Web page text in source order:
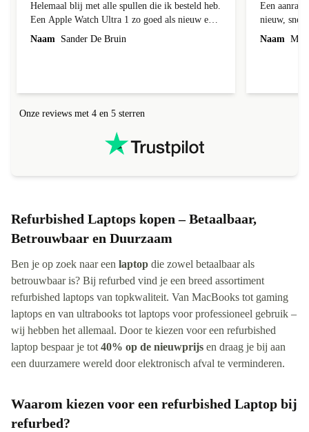
Helemaal blij met alle spullen die ik besteld heb.
Een Apple Watch Ultra 1 zo goed als nieuw en
dat is ie ook echt. Batterij helemaal in orde en
onderscheiden van een gloednieuwe uit de
verpakking. Ik kom graag terug bij jullie voor
andere gadgets eerst maar weer even sparen. Ik
raad het iedereen aan. Nogmaals top geregeld bij
Naam Sander De Bruin
Een
nieuw,
Naam
Onze reviews met 4 en 5 sterren
Refurbished Laptops kopen – Betaalbaar,
Betrouwbaar en Duurzaam
Ben je op zoek naar een laptop die zowel betaalbaar als
betrouwbaar is? Bij refurbed vind je een breed assortiment
refurbished laptops van topkwaliteit. Van MacBooks tot gaming
laptops en van ultrabooks tot laptops voor professioneel gebruik –
wij hebben het allemaal. Door te kiezen voor een refurbished
laptop bespaar je tot 40% op de nieuwprijs en draag je bij aan
een duurzamere wereld door elektronisch afval te verminderen.
Waarom kiezen voor een refurbished Laptop bij
refurbed?